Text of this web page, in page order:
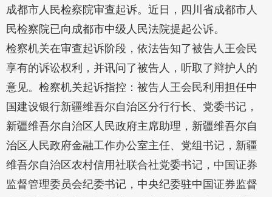
成都市人民检察院审查起诉。近日，四川省成都市人
民检察院已向成都市中级人民法院提起公诉。
检察机关在审查起诉阶段，依法告知了被告人王会民
享有的诉讼权利，并讯问了被告人，听取了辩护人的
意见。检察机关起诉指控：被告人王会民利用担任中
国建设银行新疆维吾尔自治区分行行长、党委书记，
新疆维吾尔自治区人民政府主席助理，新疆维吾尔自
治区人民政府金融工作办公室主任、党组书记，新疆
维吾尔自治区农村信用社联合社党委书记，中国证券
监督管理委员会纪委书记，中央纪委驻中国证券监督